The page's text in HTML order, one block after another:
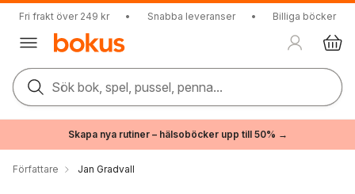
Fri frakt över 249 kr • Snabba leveranser • Billiga böcker
Sök bok, spel, pussel, penna...
Skapa nya rutiner – hälsoböcker upp till 50% →
Författare Jan Gradvall